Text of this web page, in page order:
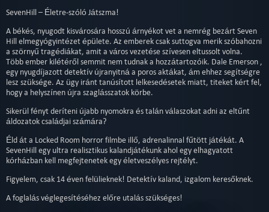
SevenHill – Életre-szóló Játszma!
A békés, nyugodt kisvárosára hosszú árnyékot vet a nemrég bezárt Seven
Hill elmegyógyintézet épülete. Az emberek csak suttogva merik szóbahozni
a szörnyű tragédiákat, amit a város vezetése szívesen eltussolt volna.
Több ember kilétéről semmit nem tudnak a hozzátartozóik. Dale Emerson ,
egy nyugdíjazott detektív újranyitná a poros aktákat, ám ehhez segítségre
lesz szüksége. Az ügy iránt tanúsított lelkesedésetek miatt, titeket kért fel,
hogy a helyszínen újra szaglásszatok körbe.
Sikerül fényt deríteni újabb nyomokra és talán válaszokat adni az eltűnt
áldozatok családjai számára?
Éld át a Locked Room horror filmbe illő, adrenalinnal fűtött játékát. A
SevenHill egy ultra realisztikus kalandjátékunk ahol egy elhagyatott
kórházban kell megfejtenetek egy életveszélyes rejtélyt.
Figyelem, csak 14 éven felülieknek! Detektív kaland, izgalom keresőknek.
A foglalás véglegesítéséhez előre utalás szükséges!